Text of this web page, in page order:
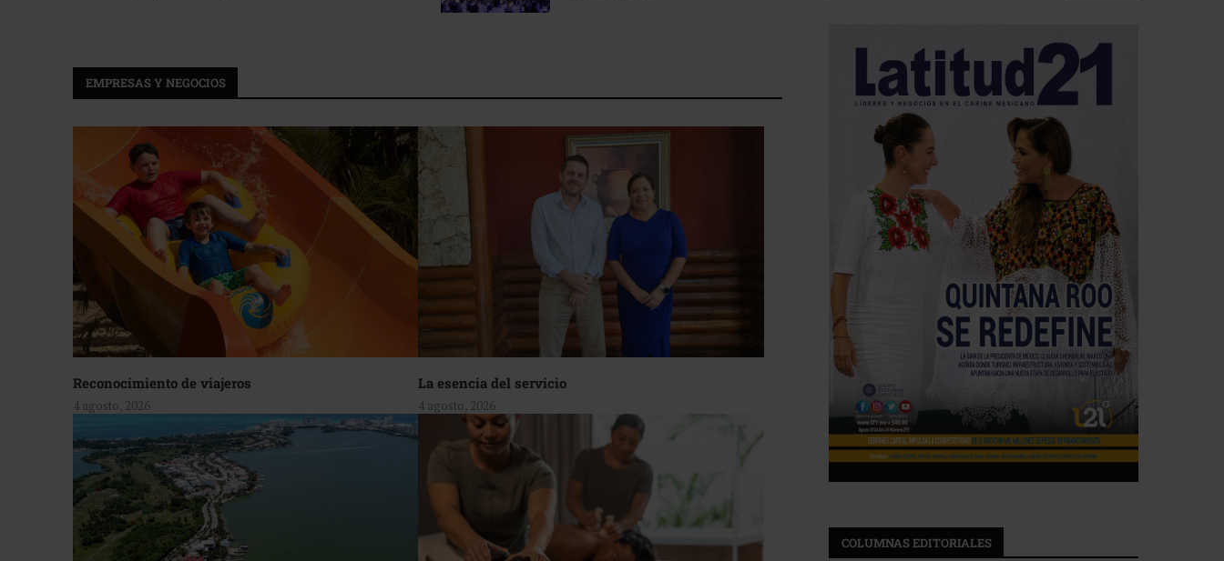
EMPRESAS Y NEGOCIOS
Reconocimiento de viajeros
4 agosto, 2026
La esencia del servicio
4 agosto, 2026
COLUMNAS EDITORIALES